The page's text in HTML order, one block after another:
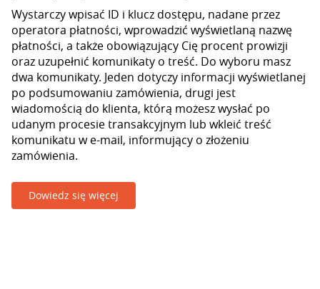
Wystarczy wpisać ID i klucz dostępu, nadane przez
operatora płatności, wprowadzić wyświetlaną nazwę
płatności, a także obowiązujący Cię procent prowizji
oraz uzupełnić komunikaty o treść. Do wyboru masz
dwa komunikaty. Jeden dotyczy informacji wyświetlanej
po podsumowaniu zamówienia, drugi jest
wiadomością do klienta, którą możesz wysłać po
udanym procesie transakcyjnym lub wkleić treść
komunikatu w e-mail, informujący o złożeniu
zamówienia.
Dowiedz się więcej